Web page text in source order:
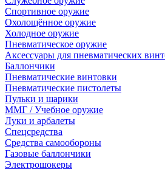
Спортивное оружие
Охолощённое оружие
Холодное оружие
Пневматическое оружие
Аксессуары для пневматических
Баллончики
Пневматические винтовки
Пневматические пистолеты
Пульки и шарики
ММГ / Учебное оружие
Луки и арбалеты
Спецсредства
Средства самообороны
Газовые баллончики
Электрошокеры